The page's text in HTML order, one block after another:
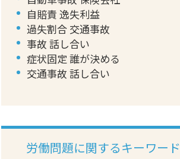
自賠責 逸失利益
過失割合 交通事故
事故 話し合い
症状固定 誰が決める
交通事故 話し合い
労働問題に関するキーワード